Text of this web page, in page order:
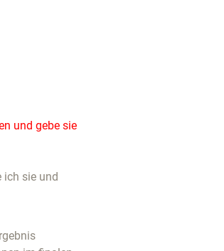
und gebe sie
ich sie und